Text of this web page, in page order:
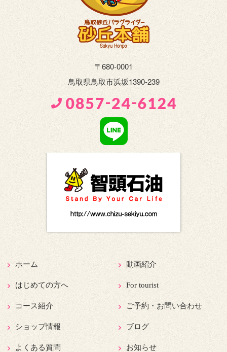
〒680-0001
鳥取県鳥取市浜坂1390-239
ホーム
はじめての方へ
コース紹介
ショップ情報
よくある質問
動画紹介
For tourist
ご予約・お問い合わせ
ブログ
お知らせ